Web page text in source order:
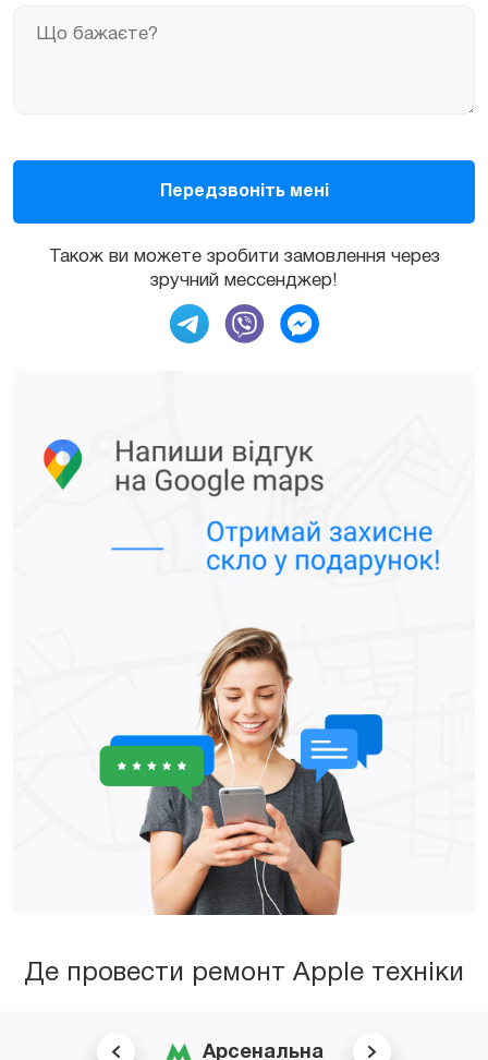
Також ви можете зробити замовлення через
зручний мессенджер!
Де провести ремонт Apple техніки
Арсенальна